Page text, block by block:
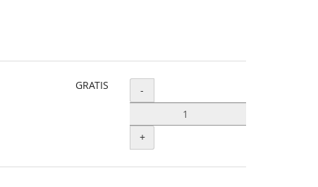
GRATIS Menge
-
+